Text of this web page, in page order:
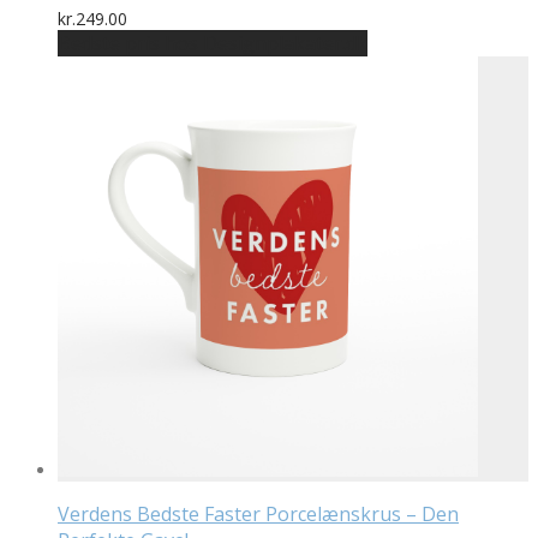
kr.249.00
Verdens Bedste Faster Porcelænskrus – Den